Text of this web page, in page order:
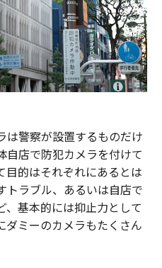
は警察が設置するものだけ
自店で防犯カメラを付けて
目的はそれぞれにあるとは
トラブル、あるいは自店で
基本的には抑止力として
ダミーのカメラもたくさん